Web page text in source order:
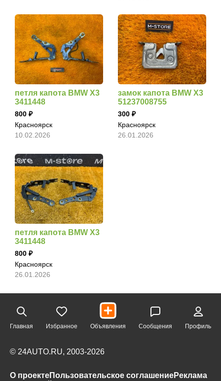
петля капота BMW X3
3411448
800
Красноярск
10.02.2026
замок капота BMW X3
51237008755
300
Красноярск
26.01.2026
петля капота BMW X3
3411448
800
Красноярск
26.01.2026
Главная Избранное Объявления Сообщения Профиль
© 24AUTO.RU, 2003-2026
О проектеПользовательское соглашениеРеклама